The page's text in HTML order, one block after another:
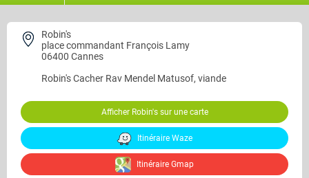
Robin's
place commandant François Lamy
06400 Cannes
Robin'sCacher Rav Mendel Matusof, viande
Afficher Robin's sur une carte
Itinéraire Waze
Itinéraire Gmap